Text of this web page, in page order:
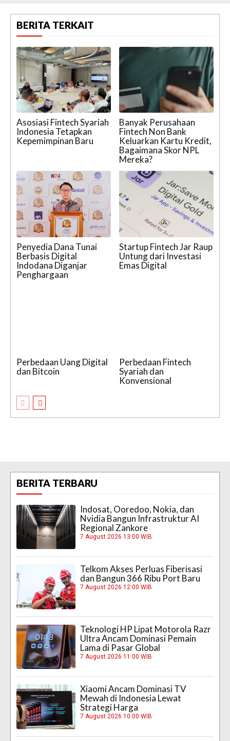
BERITA TERKAIT
Asosiasi Fintech Syariah
Indonesia Tetapkan
Kepemimpinan Baru
Banyak Perusahaan
Fintech Non Bank
Keluarkan Kartu Kredit,
Bagaimana Skor NPL
Mereka?
Penyedia Dana Tunai
Berbasis Digital
Indodana Diganjar
Penghargaan
Startup Fintech Jar Raup
Untung dari Investasi
Emas Digital
Perbedaan Uang Digital
dan Bitcoin
Perbedaan Fintech
Syariah dan
Konvensional
BERITA TERBARU
Indosat, Ooredoo, Nokia, dan
Nvidia Bangun Infrastruktur AI
Regional Zankore
7 August 2026 13:00 WIB
Telkom Akses Perluas Fiberisasi
dan Bangun 366 Ribu Port Baru
7 August 2026 12:00 WIB
Teknologi HP Lipat Motorola Razr
Ultra Ancam Dominasi Pemain
Lama di Pasar Global
7 August 2026 11:00 WIB
Xiaomi Ancam Dominasi TV
Mewah di Indonesia Lewat
Strategi Harga
7 August 2026 10:00 WIB